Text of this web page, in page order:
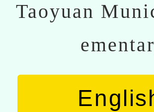
Taoyuan